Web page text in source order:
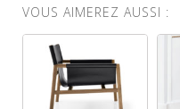
VOUS AIMEREZ AUSSI :